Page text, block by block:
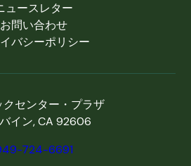
ュースレター
お問い合わせ
バシーポリシー
クセンター・プラザ
イン, CA 92606
724-6691